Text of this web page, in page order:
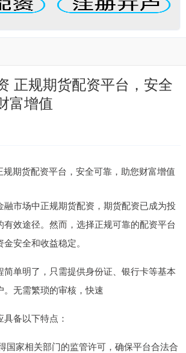
正规期货配资平台，安全
富增值
融市场中正规期货配资，期货配资已成为投
有效途径。然而，选择正规可靠的配资平台
安全和收益稳定。
简单明了，只需提供身份证、银行卡等基本
无需繁琐的审核，快速
备以下特点：
国家相关部门的监管许可，确保平台合法合